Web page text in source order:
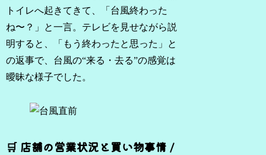
トイレへ起きてきて、「台風終わった
ね〜？」と一言。テレビを見せながら説
明すると、「もう終わったと思った」と
の返事で、台風の“来る・去る”の感覚は
曖昧な様子でした。
🛒 店舗の営業状況と買い物事情 /